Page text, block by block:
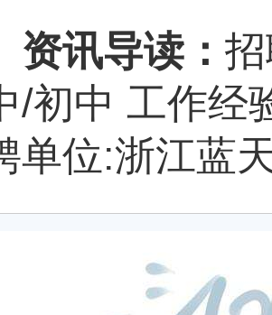
资讯导读：
/初中 工作经
单位:浙江蓝